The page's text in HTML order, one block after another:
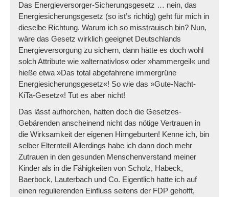
Das Energieversorger-Sicherungsgesetz … nein, das
Energiesicherungsgesetz (so ist’s richtig) geht für mich in
dieselbe Richtung. Warum ich so misstrauisch bin? Nun,
wäre das Gesetz wirklich geeignet Deutschlands
Energieversorgung zu sichern, dann hätte es doch wohl
solch Attribute wie »alternativlos« oder »hammergeil« und
hieße etwa »Das total abgefahrene immergrüne
Energiesicherungsgesetz«! So wie das »Gute-Nacht-
KiTa-Gesetz«! Tut es aber nicht!
Das lässt aufhorchen, hatten doch die Gesetzes-
Gebärenden anscheinend nicht das nötige Vertrauen in
die Wirksamkeit der eigenen Hirngeburten! Kenne ich, bin
selber Elternteil! Allerdings habe ich dann doch mehr
Zutrauen in den gesunden Menschenverstand meiner
Kinder als in die Fähigkeiten von Scholz, Habeck,
Baerbock, Lauterbach und Co. Eigentlich hatte ich auf
einen regulierenden Einfluss seitens der FDP gehofft,